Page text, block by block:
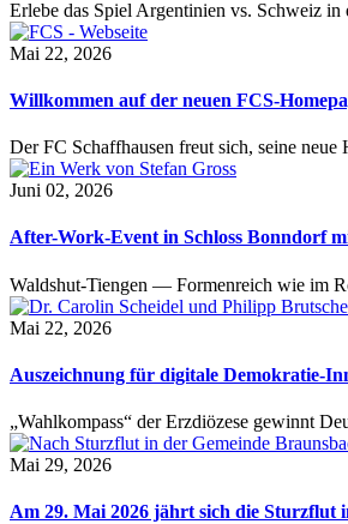
Erlebe das Spiel Argentinien vs. Schweiz
Mai 22, 2026
Willkommen auf der neuen FCS-
Der FC Schaffhausen freut sich, seine
Juni 02, 2026
After-Work-Event in Schloss Bonndorf
Waldshut-Tiengen — Formenreich wie im
Mai 22, 2026
Auszeichnung für digitale Demokratie-
„Wahlkompass“ der Erzdiözese gewinnt
Mai 29, 2026
Am 29. Mai 2026 jährt sich die Sturzflut